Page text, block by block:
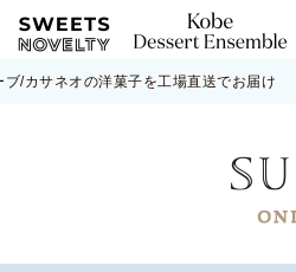
/カサネオの洋菓子を工場直送でお届け